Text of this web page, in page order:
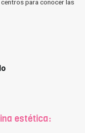
para conocer las
estética: